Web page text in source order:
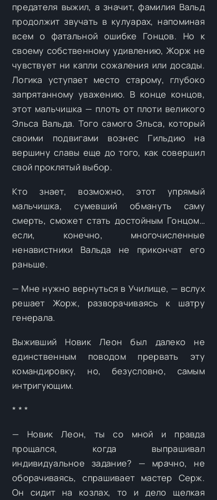
предателя выжил, а значит, фамилия Вальд
продолжит звучать в кулуарах, напоминая
всем о фатальной ошибке Гонцов. Но к
своему собственному удивлению, Жорж не
чувствует ни капли сожаления или досады.
Логика уступает место старому, глубоко
запрятанному уважению. В конце концов,
этот мальчишка — плоть от плоти великого
Эльса Вальда. Того самого Эльса, который
своими подвигами вознес Гильдию на
вершину славы еще до того, как совершил
свой проклятый выбор.
Кто знает, возможно, этот упрямый
мальчишка, сумевший обмануть саму
смерть, сможет стать достойным Гонцом…
если, конечно, многочисленные
ненавистники Вальда не прикончат его
раньше.
— Мне нужно вернуться в Училище, — вслух
решает Жорж, разворачиваясь к шатру
генерала.
Выживший Новик Леон был далеко не
единственным поводом прервать эту
командировку, но, безусловно, самым
интригующим.
* * *
— Новик Леон, ты со мной и правда
прощался, когда выпрашивал
индивидуальное задание? — мрачно, не
оборачиваясь, спрашивает мастер Серж.
Он сидит на козлах, то и дело щелкая